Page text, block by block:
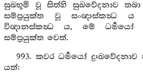
සුඛභූමි වූ සිත්හි සුඛවේදනාව තබා
සම්ප්‍රයුක්ත වූ සංඥාස්කන්‍ධ ය
විඥානස්කන්‍ධ ය, මේ ධර්‍මයෝ
සම්ප්‍රයුක්ත වෙත්.
993. කවර ධර්‍මයෝ
යත්: